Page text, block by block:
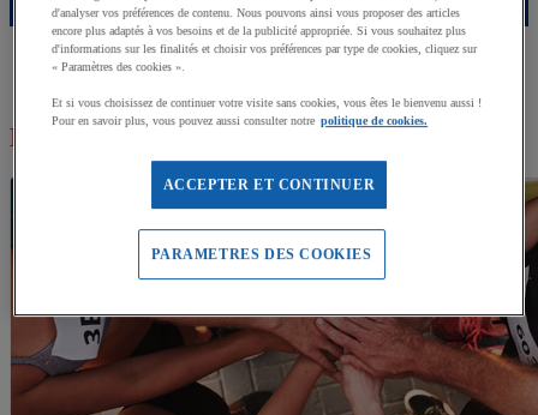
La FFSE en bref
d'analyser vos préférences de contenu. Nous pouvons ainsi vous proposer des articles
encore plus adaptés à vos besoins et de la publicité appropriée. Si vous souhaitez plus
d'informations sur les finalités et choisir vos préférences par type de cookies, cliquez sur
« Paramètres des cookies ».
Et si vous choisissez de continuer votre visite sans cookies, vous êtes le bienvenu aussi !
Pour en savoir plus, vous pouvez aussi consulter notre politique de cookies.
ACCEPTER ET CONTINUER
PARAMETRES DES COOKIES